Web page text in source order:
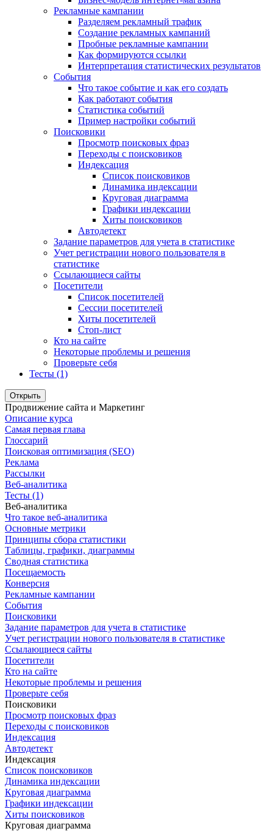
Рекламные кампании
Разделяем рекламный трафик
Создание рекламных кампаний
Пробные рекламные кампании
Как формируются ссылки
Интерпретация статистических результатов
События
Что такое событие и как его создать
Как работают события
Статистика событий
Пример настройки событий
Поисковики
Просмотр поисковых фраз
Переходы с поисковиков
Индексация
Список поисковиков
Динамика индексации
Круговая диаграмма
Графики индексации
Хиты поисковиков
Автодетект
Задание параметров для учета в статистике
Учет регистрации нового пользователя в
статистике
Ссылающиеся сайты
Посетители
Список посетителей
Сессии посетителей
Хиты посетителей
Стоп-лист
Кто на сайте
Некоторые проблемы и решения
Проверьте себя
Тесты (1)
Открыть
Продвижение сайта и Маркетинг
Описание курса
Самая первая глава
Глоссарий
Поисковая оптимизация (SEO)
Реклама
Рассылки
Веб-аналитика
Тесты (1)
Веб-аналитика
Что такое веб-аналитика
Основные метрики
Принципы сбора статистики
Таблицы, графики, диаграммы
Сводная статистика
Посещаемость
Конверсия
Рекламные кампании
События
Поисковики
Задание параметров для учета в статистике
Учет регистрации нового пользователя в статистике
Ссылающиеся сайты
Посетители
Кто на сайте
Некоторые проблемы и решения
Проверьте себя
Поисковики
Просмотр поисковых фраз
Переходы с поисковиков
Индексация
Автодетект
Индексация
Список поисковиков
Динамика индексации
Круговая диаграмма
Графики индексации
Хиты поисковиков
Круговая диаграмма